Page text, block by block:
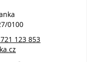
0100
123 853